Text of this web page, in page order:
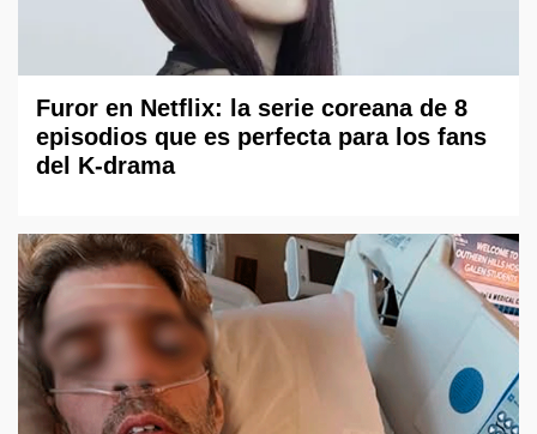
Furor en Netflix: la serie coreana de 8
episodios que es perfecta para los fans
del K-drama